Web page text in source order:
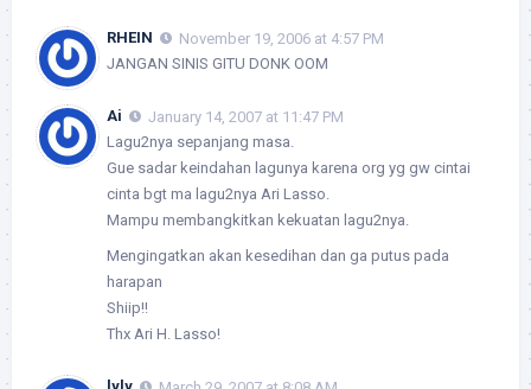
RHEIN
November 19, 2006 at 4:57 PM
JANGAN SINIS GITU DONK OOM
Ai
January 14, 2007 at 11:47 PM
Lagu2nya sepanjang masa.
Gue sadar keindahan lagunya karena org yg gw cintai
cinta bgt ma lagu2nya Ari Lasso.
Mampu membangkitkan kekuatan lagu2nya.
Mengingatkan akan kesedihan dan ga putus pada
harapan
Shiip!!
Thx Ari H. Lasso!